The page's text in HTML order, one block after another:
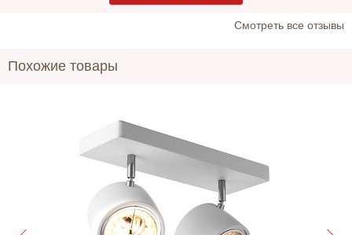
Cмотреть все отзывы
Похожие товары